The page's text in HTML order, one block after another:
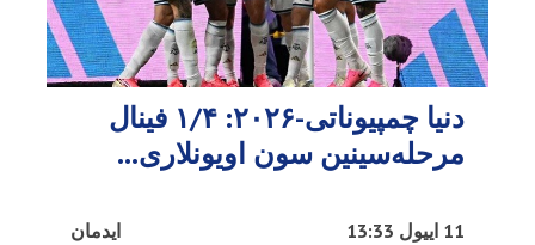
دنیا چمپیوناتی-۲۰۲۶: ۱/۴ فینال
مرحله‌سینین سون اویونلاری...
ایدمان 11 اییول 13:33